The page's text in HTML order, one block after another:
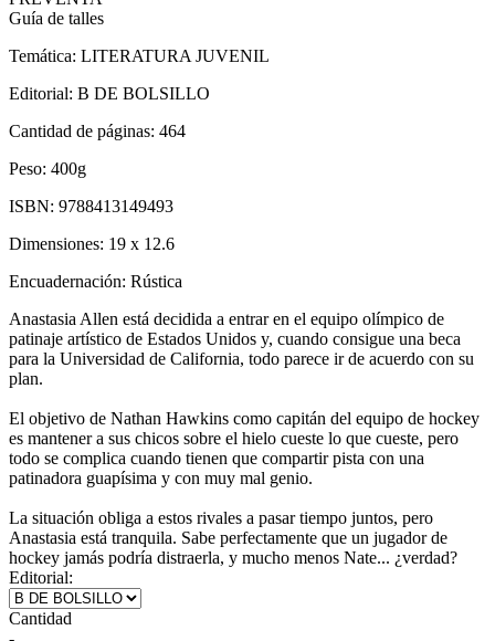
Guía de talles
Temática: LITERATURA JUVENIL
Editorial: B DE BOLSILLO
Cantidad de páginas: 464
Peso: 400g
ISBN: 9788413149493
Dimensiones: 19 x 12.6
Encuadernación: Rústica
Anastasia Allen está decidida a entrar en el equipo olímpico de
patinaje artístico de Estados Unidos y, cuando consigue una beca
para la Universidad de California, todo parece ir de acuerdo con su
plan.
El objetivo de Nathan Hawkins como capitán del equipo de hockey
es mantener a sus chicos sobre el hielo cueste lo que cueste, pero
todo se complica cuando tienen que compartir pista con una
patinadora guapísima y con muy mal genio.
La situación obliga a estos rivales a pasar tiempo juntos, pero
Anastasia está tranquila. Sabe perfectamente que un jugador de
hockey jamás podría distraerla, y mucho menos Nate... ¿verdad?
Editorial:
Cantidad